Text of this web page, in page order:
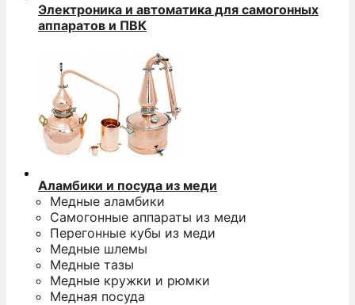
Электроника и автоматика для самогонных
аппаратов и ПВК
Аламбики и посуда из меди
Медные аламбики
Самогонные аппараты из меди
Перегонные кубы из меди
Медные шлемы
Медные тазы
Медные кружки и рюмки
Медная посуда